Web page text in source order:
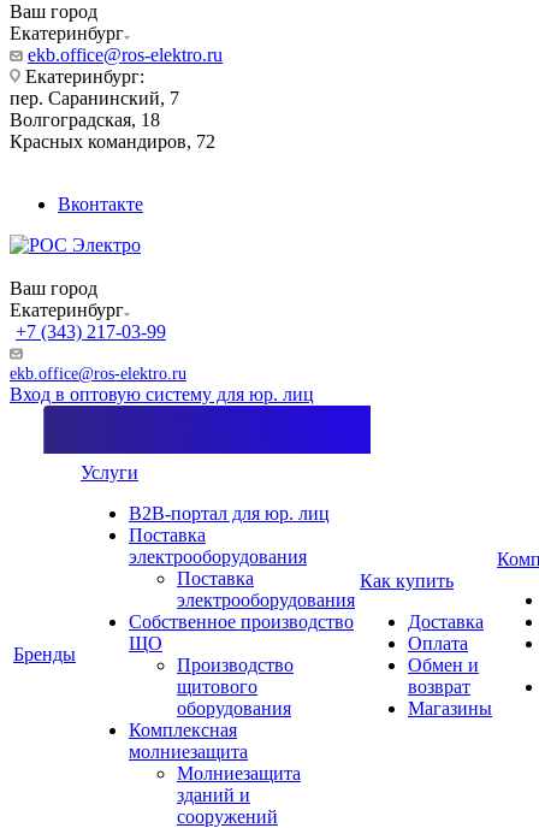
Ваш город
Екатеринбург
ekb.office@ros-elektro.ru
Екатеринбург:
пер. Саранинский, 7
Волгоградская, 18
Красных командиров, 72
Вконтакте
Ваш город
Екатеринбург
+7 (343) 217-03-99
ekb.office@ros-elektro.ru
Вход в оптовую систему для юр. лиц
Бренды
Услуги
B2B-портал для юр. лиц
Поставка
электрооборудования
Поставка
электрооборудования
Собственное производство
ЩО
Производство
щитового
оборудования
Комплексная
молниезащита
Молниезащита
зданий и
сооружений
Как купить
Доставка
Оплата
Обмен и
возврат
Магазины